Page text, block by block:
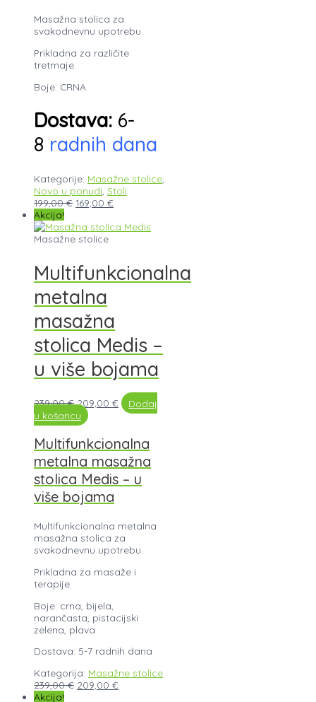
Masažna stolica za
svakodnevnu upotrebu.
Prikladna za različite
tretmaje.
Boje: CRNA
Dostava: 6-
8 radnih dana
Kategorije: Masažne stolice
Novo u ponudi Stoli
199,00€ 169,00 €
Akcija!
Masažne stolice
Multifunkcionalna
metalna
masažna
stolica Medis –
u više bojama
239,00€ 209,00 €
Dodaj
u košaricu
Multifunkcionalna
metalna masažna
stolica Medis – u
više bojama
Multifunkcionalna metalna
masažna stolica za
svakodnevnu upotrebu.
Prikladna za masaže i
terapije.
Boje: crna, bijela,
narančasta, pistacijski
zelena, plava
Dostava: 5-7 radnih dana
Kategorija: Masažne stolice
239,00€ 209,00 €
Akcija!